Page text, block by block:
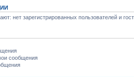
нет зарегистрированных пользователей и
сообщения